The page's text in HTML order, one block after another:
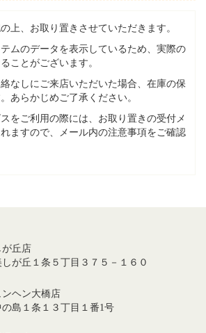
上、お取り置きさせていただきます。
ムのデータを表示しているため、実際の
ことがございます。
なしにご来店いただいた場合、在庫の保
あらかじめご了承ください。
をご利用の際には、お取り置きの受付メ
ますので、メール内の注意事項をご確認
が丘店
が丘１条５丁目３７５－１６０
ヘン大橋店
島１条１３丁目１番1号